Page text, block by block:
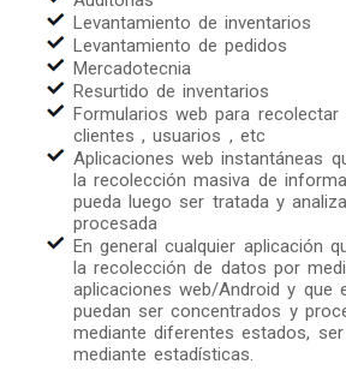
Levantamiento de inventarios
Levantamiento de pedidos
Mercadotecnia
Resurtido de inventarios
Formularios web para recolectar
clientes , usuarios , etc
Aplicaciones web instantáneas
la recolección masiva de
pueda luego ser tratada y
procesada
En general cualquier aplicación
la recolección de datos por
aplicaciones web/Android y que
puedan ser concentrados y
mediante diferentes estados,
mediante estadísticas.